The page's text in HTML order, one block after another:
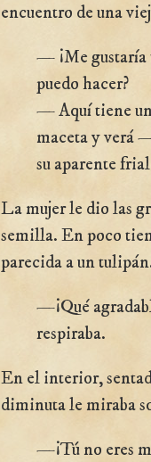
encuentro de una
— ¡Me gustaría
puedo hacer?
— Aquí tiene
maceta y verá
su aparente
La mujer le dio las
semilla. En poco
parecida a un
—¡Qué
respiraba.
En el interior,
diminuta le miraba
—¡Tú no eres